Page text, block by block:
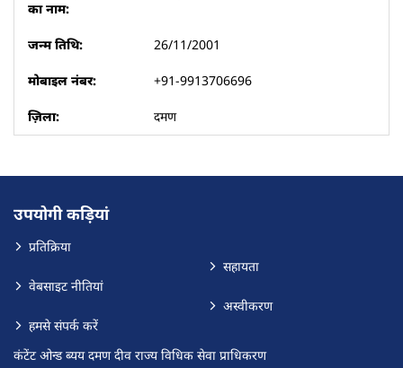
26/11/2001
+91-9913706696
दमण
उपयोगी कड़ियां
प्रतिक्रिया
वेबसाइट नीतियां
हमसे संपर्क करें
सहायता
अस्वीकरण
कंटेंट ओन्ड ब्यय दमण दीव राज्य विधिक सेवा प्राधिकरण